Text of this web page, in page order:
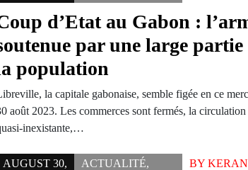
d’Etat au Gabon :
par une large partie
population
la capitale gabonaise, semble figée en ce
août 2023. Les commerces sont fermés, la circulation
inexistante,…
AUGUST 30,
ACTUALITÉ,
BY